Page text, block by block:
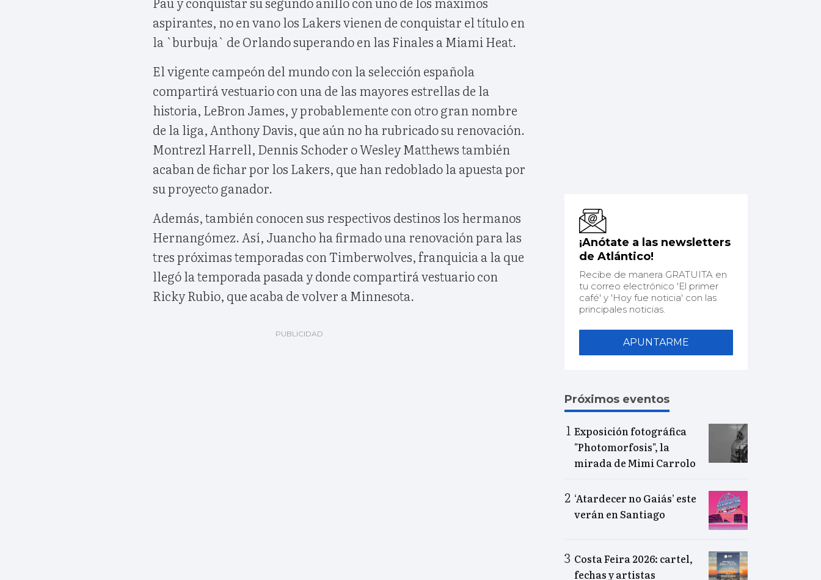
aspirantes, no en vano los Lakers vienen de conquistar el título en
la `burbuja` de Orlando superando en las Finales a Miami Heat.
El vigente campeón del mundo con la selección española
compartirá vestuario con una de las mayores estrellas de la
historia, LeBron James, y probablemente con otro gran nombre
de la liga, Anthony Davis, que aún no ha rubricado su renovación.
Montrezl Harrell, Dennis Schoder o Wesley Matthews también
acaban de fichar por los Lakers, que han redoblado la apuesta por
su proyecto ganador.
Además, también conocen sus respectivos destinos los hermanos
Hernangómez. Así, Juancho ha firmado una renovación para las
tres próximas temporadas con Timberwolves, franquicia a la que
llegó la temporada pasada y donde compartirá vestuario con
Ricky Rubio, que acaba de volver a Minnesota.
¡Anótate a las newsletters
de Atlántico!
Recibe de manera GRATUITA en
tu correo electrónico 'El primer
café' y 'Hoy fue noticia' con las
principales noticias.
APUNTARME
Próximos eventos
Exposición fotográfica
"Photomorfosis", la
mirada de Mimi Carrolo
‘Atardecer no Gaiás’ este
verán en Santiago
Costa Feira 2026: cartel,
fechas y artistas